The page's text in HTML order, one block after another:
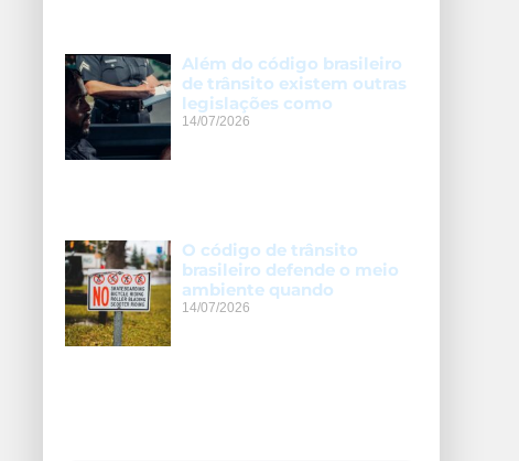
Além do código brasileiro
de trânsito existem outras
legislações como
14/07/2026
O código de trânsito
brasileiro defende o meio
ambiente quando
14/07/2026